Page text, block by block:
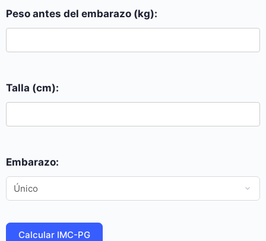
Peso antes del embarazo (kg):
Talla (cm):
Embarazo:
Calcular IMC-PG